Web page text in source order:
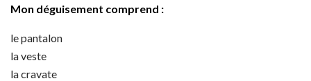
Mon déguisement comprend :
le pantalon
la veste
la cravate